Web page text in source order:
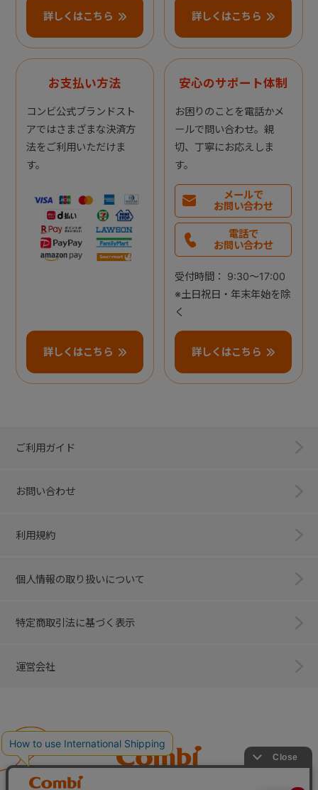
詳しくはこちら 詳しくはこちら
お支払い方法
コンビ公式ブランドスト
アではさまざまな決済方
法をご利用いただけま
す。
詳しくはこちら
安心のサポート体制
お困りのことを電話かメ
ールで問い合わせ。親
切、丁寧にお応えしま
す。
メールで
お問い合わせ
電話で
お問い合わせ
受付時間： 9:30～17:00
※土日祝日・年末年始を除
く
詳しくはこちら
ご利用ガイド
お問い合わせ
利用規約
個人情報の取り扱いについて
特定商取引法に基づく表示
運営会社